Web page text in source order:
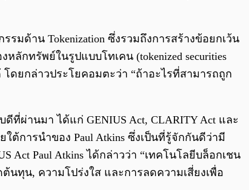
รมด้าน Tokenization ซึ่งรวมถึงการสร้างข้อยกเว้น
กทรัพย์ในรูปแบบโทเคน (tokenized securities
โดยกล่าวประโยคอมตะว่า “ถ้าอะไรที่สามารถถูก
ผ่านมา ได้แก่ GENIUS Act, CLARITY Act และ
ต้การนำของ Paul Atkins ซึ่งเป็นที่รู้จักกันดีว่ามี
Paul Atkins ได้กล่าวว่า “เทคโนโลยีบล็อกเชน
ทุน, ความโปร่งใส และการลดความเสี่ยงเพื่อ